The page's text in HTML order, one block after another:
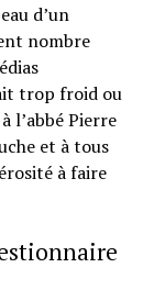
d’un
nombre
trop froid ou
l’abbé Pierre
et à tous
à faire